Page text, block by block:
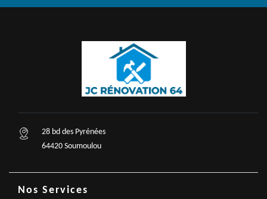
28 bd des Pyrénées
64420 Soumoulou
Nos Services